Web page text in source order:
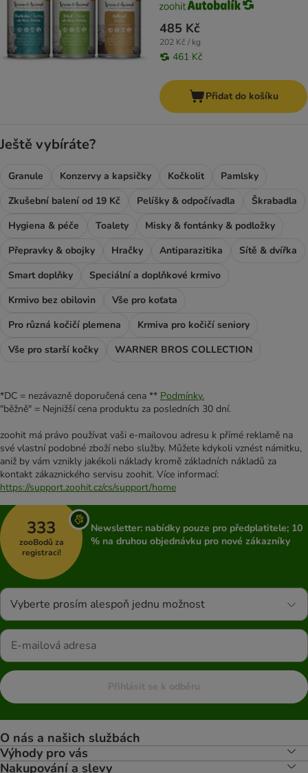
485 Kč
202 Kč / kg
461 Kč
Přidat do košíku
Ještě vybíráte?
Granule Konzervy a kapsičky Kočkolit
Pamlsky
Zkušební balení od 19 Kč
Pelíšky & odpočívadla
Škrabadla
Hygiena & péče
Toalety
Misky & fontánky & podložky
Přepravky & obojky
Hračky Antiparazitika
Sítě & dvířka
Smart doplňky
Speciální a doplňkové krmivo
Krmivo bez obilovin
Vše pro koťata
Pro různá kočičí plemena
Krmiva pro kočičí seniory
Vše pro starší kočky
WARNER BROS COLLECTION
*DC = nezávazně doporučená cena ** Podmínky.
"běžně" = Nejnižší cena produktu za posledních 30 dní.
zoohit má právo používat vaši e-mailovou adresu k přímé reklamě na
své vlastní podobné zboží nebo služby. Můžete kdykoli vznést námitku,
aniž by vám vznikly jakékoli náklady kromě základních nákladů za
kontakt zákaznického servisu zoohit. Více informací:
https://support.zoohit.cz/cs/support/home
333
zooBodů za
registraci!
Newsletter: nabídky pouze pro předplatitele; 10
% na druhou objednávku pro nové zákazníky
Vyberte prosím alespoň jednu možnost
Přihlásit se k odběru
O nás a našich službách
Výhody pro vás
Nakupování a slevy